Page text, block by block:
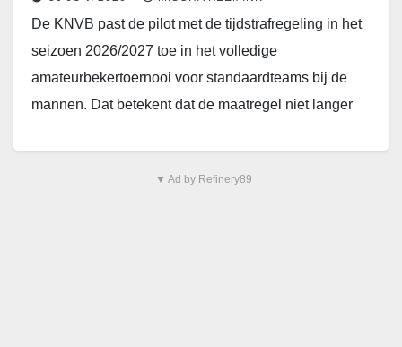
De KNVB past de pilot met de tijdstrafregeling in het
seizoen 2026/2027 toe in het volledige
amateurbekertoernooi voor standaardteams bij de
mannen. Dat betekent dat de maatregel niet langer
▼ Ad by Refinery89